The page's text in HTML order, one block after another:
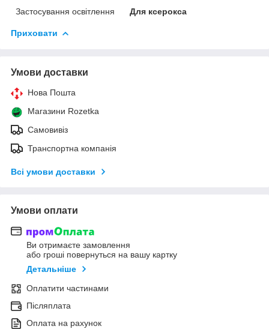
Застосування освітлення
Для ксерокса
Приховати
Умови доставки
Нова Пошта
Магазини Rozetka
Самовивіз
Транспортна компанія
Всі умови доставки
Умови оплати
Ви отримаєте замовлення
або гроші повернуться на вашу картку
Детальніше
Оплатити частинами
Післяплата
Оплата на рахунок